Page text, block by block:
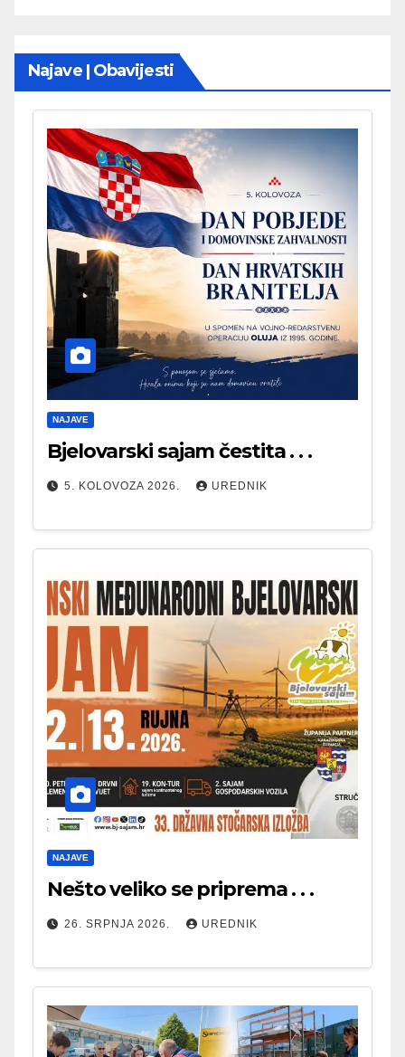
Najave | Obavijesti
NAJAVE
Bjelovarski sajam čestita . . .
5. KOLOVOZA 2026. UREDNIK
NAJAVE
Nešto veliko se priprema . . .
26. SRPNJA 2026. UREDNIK